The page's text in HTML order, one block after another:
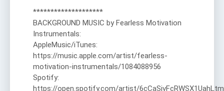
********************
BACKGROUND MUSIC by Fearless Motivation
Instrumentals:
AppleMusic/iTunes:
https://music.apple.com/artist/fearless-
motivation-instrumentals/1084088956
Spotify:
https://open.spotify.com/artist/